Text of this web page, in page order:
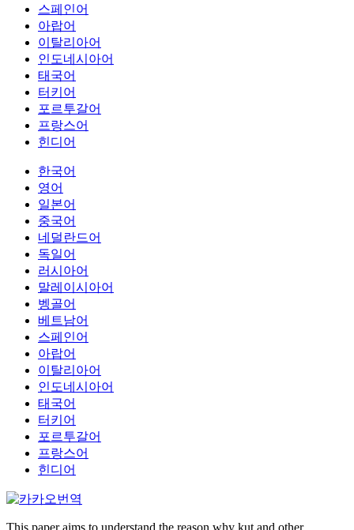
스페인어
아랍어
이탈리아어
인도네시아어
태국어
터키어
포르투갈어
프랑스어
힌디어
한국어
영어
일본어
중국어
네덜란드어
독일어
러시아어
말레이시아어
벵골어
베트남어
스페인어
아랍어
이탈리아어
인도네시아어
태국어
터키어
포르투갈어
프랑스어
힌디어
This paper aims to understand the reason why kut and other